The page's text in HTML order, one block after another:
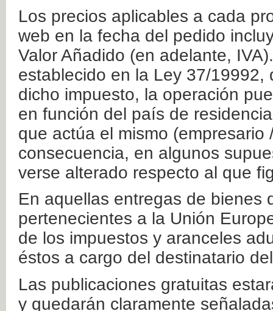
Los precios aplicables a cada
web en la fecha del pedido
Valor Añadido (en adelante,
establecido en la Ley 37/
dicho impuesto, la operación
en función del país de
que actúa el mismo
consecuencia, en algunos
verse alterado respecto al que
En aquellas entregas de bienes
pertenecientes a la Unión
de los impuestos y aranceles
éstos a cargo del destinatario
Las publicaciones gratuitas
y quedarán claramente